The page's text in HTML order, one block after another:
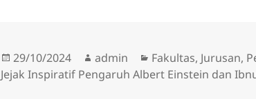
Diposkan
pada
29/10/2024 Penulis
admin Kategori
Fakultas, Jurusan,
Jejak Inspiratif Pengaruh Albert Einstein dan